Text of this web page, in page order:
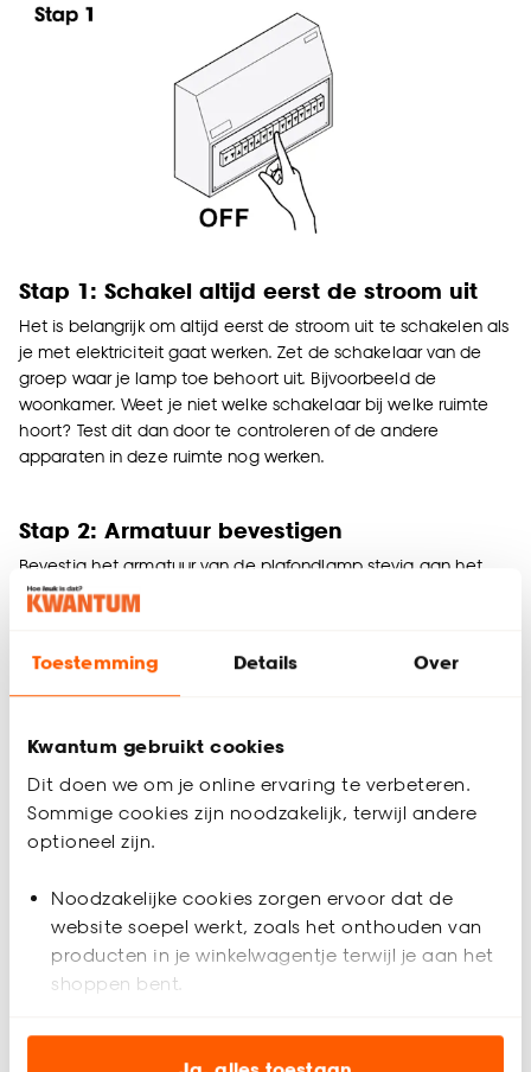
Toestemming Details Over
Kwantum gebruikt cookies
Dit doen we om je online ervaring te verbeteren.
Sommige cookies zijn noodzakelijk, terwijl andere
optioneel zijn.
Noodzakelijke cookies zorgen ervoor dat de
website soepel werkt, zoals het onthouden van
producten in je winkelwagentje terwijl je aan het
shoppen bent.
Analytische cookies (optioneel) helpen ons de
Stap 1: Schakel altijd eerst de stroom uit
Het is belangrijk om altijd eerst de stroom uit te schakelen als
je met elektriciteit gaat werken. Zet de schakelaar van de
groep waar je lamp toe behoort uit. Bijvoorbeeld de
woonkamer. Weet je niet welke schakelaar bij welke ruimte
hoort? Test dit dan door te controleren of de andere
apparaten in deze ruimte nog werken.
Stap 2: Armatuur bevestigen
Bevestig het armatuur van de plafondlamp stevig aan het
plafond met behulp van je boor en plugjes. Boor binnen de
openingen van het armatuur 2 gaten in het plafond. Door
verankerd zijn in het plafond. Zorg dat je de bedrading vrij
houdt en schroef het armatuur stevig vast.